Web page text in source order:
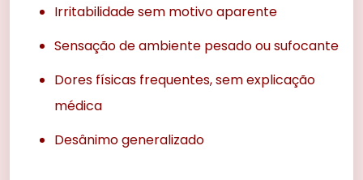
Irritabilidade sem motivo aparente
Sensação de ambiente pesado ou sufocante
Dores físicas frequentes, sem explicação
médica
Desânimo generalizado